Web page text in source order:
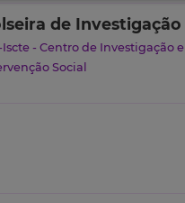
de Investigação
Iscte - Centro de Investigação e
Social